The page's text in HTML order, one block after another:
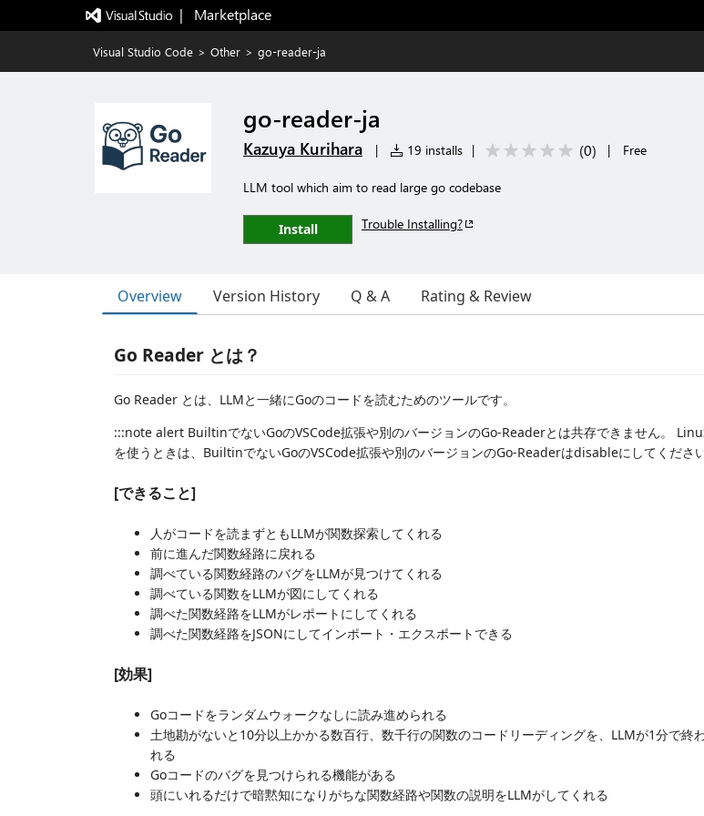
|   Marketplace
Visual Studio Code > Other > go-reader-ja
go-reader-ja
Kazuya Kurihara | 19 installs | (0) | Free
LLM tool which aim to read large go codebase
Install Trouble Installing?
Overview Version History Q & A Rating & Review
Go Reader とは？
Go Reader とは、LLMと一緒にGoのコードを読むためのツールです。
:::note alert BuiltinでないGoのVSCode拡張や別のバージョンのGo-Readerとは共存できません。
を使うときは、BuiltinでないGoのVSCode拡張や別のバージョンのGo-Readerはdisableにしてくださ
[できること]
人がコードを読まずともLLMが関数探索してくれる
前に進んだ関数経路に戻れる
調べている関数経路のバグをLLMが見つけてくれる
調べている関数をLLMが図にしてくれる
調べた関数経路をLLMがレポートにしてくれる
調べた関数経路をJSONにしてインポート・エクスポートできる
[効果]
Goコードをランダムウォークなしに読み進められる
土地勘がないと10分以上かかる数百行、数千行の関数のコードリーディングを、LLMが1分で終
れる
Goコードのバグを見つけられる機能がある
頭にいれるだけで暗黙知になりがちな関数経路や関数の説明をLLMがしてくれる